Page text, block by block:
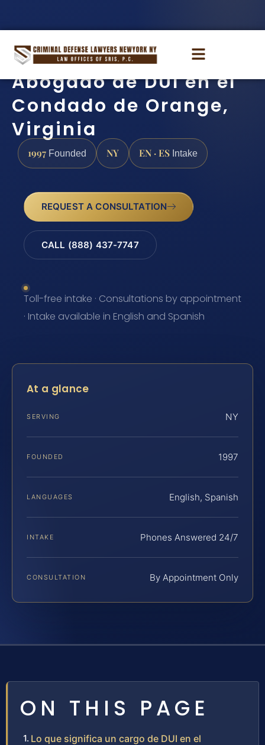
Abogado de DUI en el
Condado de Orange,
Virginia
1997 Founded NY EN · ES Intake
REQUEST A CONSULTATION
CALL (888) 437-7747
Toll-free intake · Consultations by appointment
· Intake available in English and Spanish
At a glance
SERVING NY
FOUNDED 1997
LANGUAGES English, Spanish
INTAKE Phones Answered 24/7
CONSULTATION By Appointment Only
ON THIS PAGE
Lo que significa un cargo de DUI en el